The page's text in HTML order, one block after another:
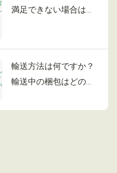
満足できない場合はど
輸送方法は何ですか？
輸送中の梱包はどのよ
か？